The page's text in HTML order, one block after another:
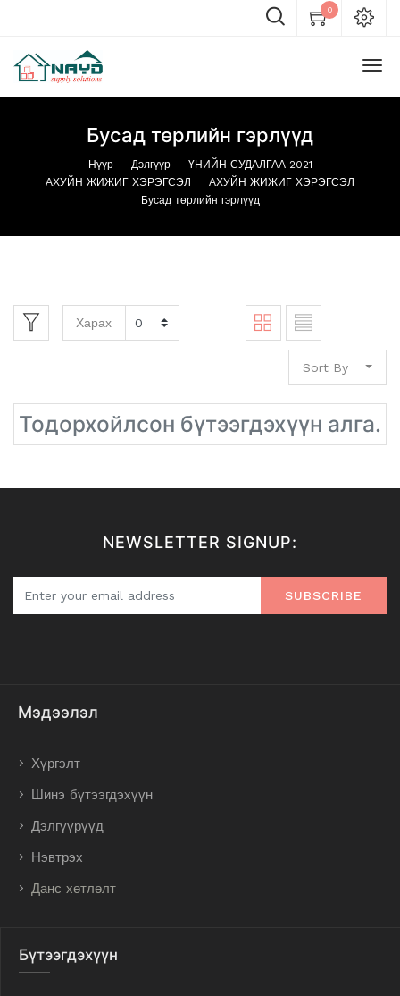
0
Бусад төрлийн гэрлүүд
Нүүр Дэлгүүр
ҮНИЙН СУДАЛГАА 2021
АХУЙН ЖИЖИГ ХЭРЭГСЭЛ
АХУЙН ЖИЖИГ ХЭРЭГСЭЛ
Бусад төрлийн гэрлүүд
Харах
Sort By
Тодорхойлсон бүтээгдэхүүн алга.
NEWSLETTER SIGNUP:
SUBSCRIBE
Мэдээлэл
Хүргэлт
Шинэ бүтээгдэхүүн
Дэлгүүрүүд
Нэвтрэх
Данс хөтлөлт
Бүтээгдэхүүн